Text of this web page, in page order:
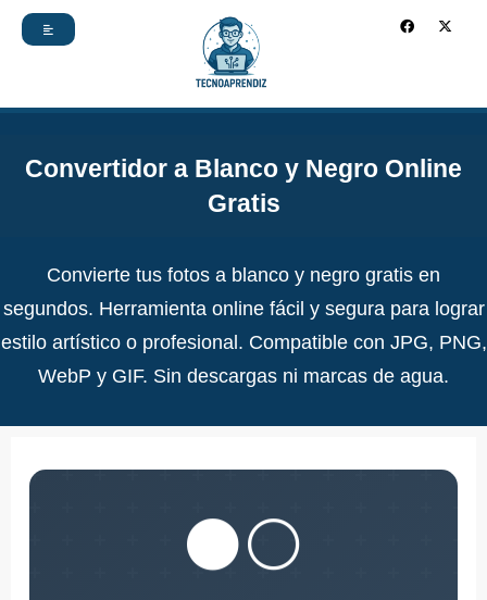
F
a
-
Convertidor a Blanco y Negro Online
Gratis
Convierte tus fotos a blanco y negro gratis en
segundos. Herramienta online fácil y segura para lograr
estilo artístico o profesional. Compatible con JPG, PNG,
WebP y GIF. Sin descargas ni marcas de agua.
⚫⚪